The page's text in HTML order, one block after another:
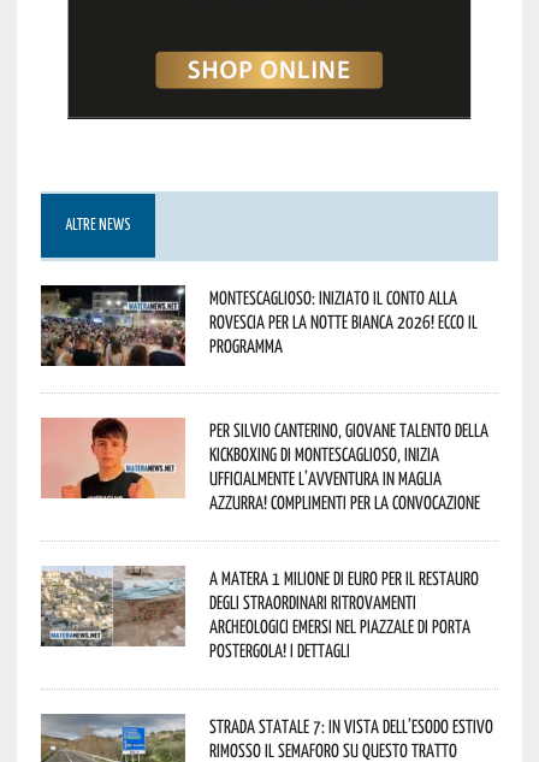
ALTRE NEWS
Montescaglioso: iniziato il conto alla
rovescia per la Notte Bianca 2026! Ecco il
programma
Per Silvio Canterino, giovane talento della
kickboxing di Montescaglioso, inizia
ufficialmente l’avventura in maglia
azzurra! Complimenti per la convocazione
A Matera 1 milione di euro per il restauro
degli straordinari ritrovamenti
archeologici emersi nel piazzale di Porta
Postergola! I dettagli
Strada statale 7: in vista dell’esodo estivo
rimosso il semaforo su questo tratto